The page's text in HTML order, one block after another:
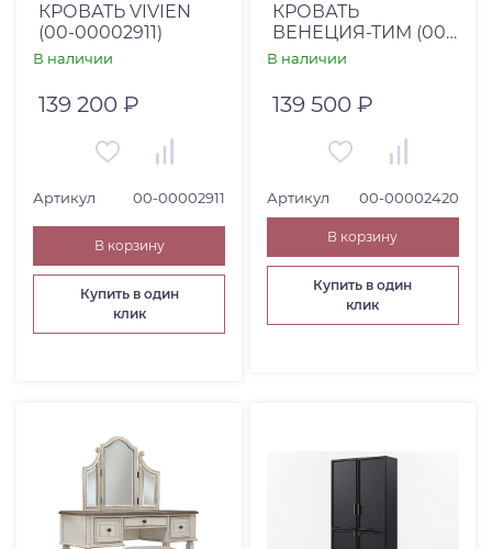
КРОВАТЬ VIVIEN
(00-00002911)
В наличии
139 200 ₽
Артикул 00-00002911
В корзину
Купить в один
клик
КРОВАТЬ
ВЕНЕЦИЯ-ТИМ (00-
00002420)
В наличии
139 500 ₽
Артикул 00-00002420
В корзину
Купить в один
клик